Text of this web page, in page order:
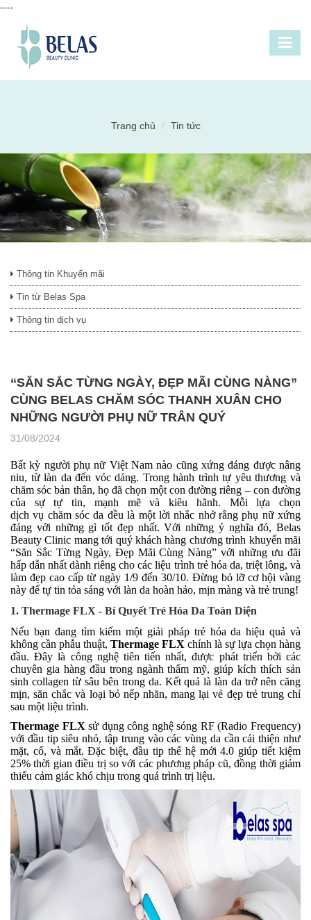
----
Trang chủ Tin tức
Thông tin Khuyến mãi
Tin từ Belas Spa
Thông tin dịch vụ
“SĂN SẮC TỪNG NGÀY, ĐẸP MÃI CÙNG NÀNG”
CÙNG BELAS CHĂM SÓC THANH XUÂN CHO
NHỮNG NGƯỜI PHỤ NỮ TRÂN QUÝ
31/08/2024
Bất kỳ người phụ nữ Việt Nam nào cũng xứng đáng được nâng
niu, từ làn da đến vóc dáng. Trong hành trình tự yêu thương và
chăm sóc bản thân, họ đã chọn một con đường riêng – con đường
của sự tự tin, mạnh mẽ và kiêu hãnh. Mỗilựa chọn
dịchvụ chămsóc da đều là một lời nhắc nhở rằng phụ nữ xứng
đáng với những gì tốt đẹp nhất. Với những ý nghĩa đó, Belas
Beauty Clinic mang tới quý khách hàng chương trình khuyến mãi
“Săn Sắc Từng Ngày, Đẹp Mãi Cùng Nàng” với những ưu đãi
hấp dẫn nhất dành riêng cho các liệu trình trẻ hóa da, triệt lông, và
làm đẹp cao cấp từ ngày 1/9 đến 30/10. Đừng bỏ lỡ cơ hội vàng
này để tự tin tỏa sáng với làn da hoàn hảo, mịn màng và trẻ trung!
1. Thermage FLX - Bí Quyết Trẻ Hóa Da Toàn Diện
Nếu bạn đang tìm kiếm một giải pháp trẻ hóa da hiệu quả và
không cần phẫu thuật, Thermage FLX chính là sự lựa chọn hàng
đầu. Đây là công nghệ tiên tiến nhất, được phát triển bởi các
chuyên gia hàng đầu trong ngành thẩm mỹ, giúp kích thích sản
sinh collagen từ sâu bên trong da. Kết quả là làn da trở nên căng
mịn, săn chắc và loại bỏ nếp nhăn, mang lại vẻ đẹp trẻ trung chỉ
sau một liệu trình.
Thermage FLX sử dụng công nghệ sóng RF (Radio Frequency)
với đầu tip siêu nhỏ, tập trung vào các vùng da cần cải thiện như
mặt, cổ, và mắt. Đặc biệt, đầu tip thế hệ mới4.0 giúptiết kiệm
25% thời gian điều trị so với các phương pháp cũ, đồng thời giảm
thiểu cảm giác khó chịu trong quá trình trị liệu.